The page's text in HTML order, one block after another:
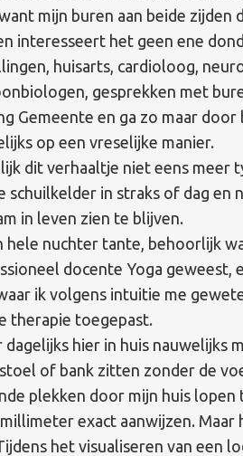
mijn buren aan beide
interesseert het geen ene
huisarts, cardioloog,
gesprekken met
Gemeente en ga zo maar
op een vreselijke manier.
dit verhaaltje niet eens meer
schuilkelder in straks of dag en
in leven zien te blijven.
hele nuchter tante, behoorlijk
docente Yoga geweest,
ik volgens intuitie me
therapie toegepast.
dagelijks hier in huis nauwelijks
of bank zitten zonder de
plekken door mijn huis lopen
exact aanwijzen. Maar
het visualiseren van een